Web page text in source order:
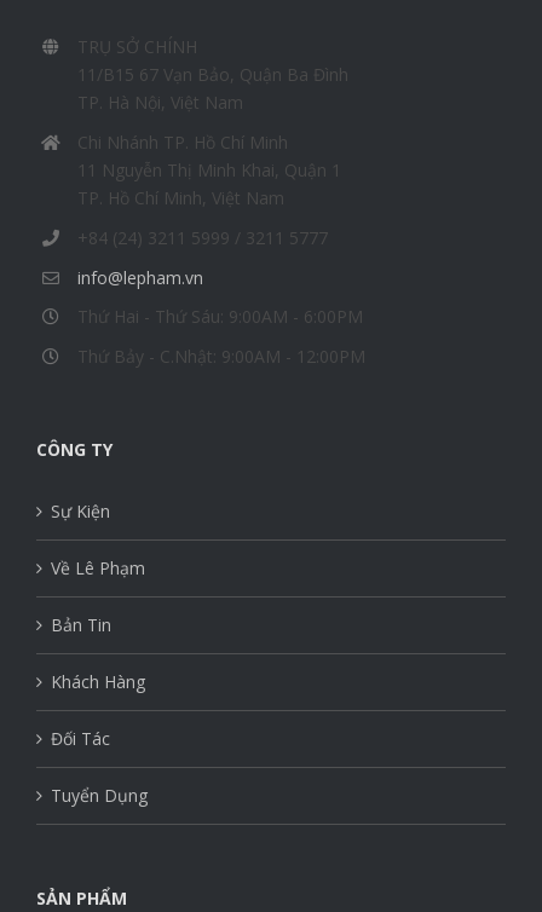
TRỤ SỞ CHÍNH
11/B15 67 Vạn Bảo, Quận Ba Đình
TP. Hà Nội, Việt Nam
Chi Nhánh TP. Hồ Chí Minh
11 Nguyễn Thị Minh Khai, Quận 1
TP. Hồ Chí Minh, Việt Nam
+84 (24) 3211 5999 / 3211 5777
info@lepham.vn
Thứ Hai - Thứ Sáu: 9:00AM - 6:00PM
Thứ Bảy - C.Nhật: 9:00AM - 12:00PM
CÔNG TY
Sự Kiện
Về Lê Phạm
Bản Tin
Khách Hàng
Đối Tác
Tuyển Dụng
SẢN PHẨM